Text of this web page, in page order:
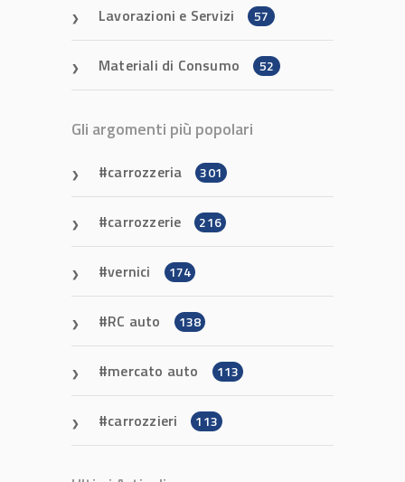
Lavorazioni e Servizi 57
Materiali di Consumo 52
Gli argomenti più popolari
carrozzeria 301
carrozzerie 216
vernici 174
RC auto 138
mercato auto 113
carrozzieri 113